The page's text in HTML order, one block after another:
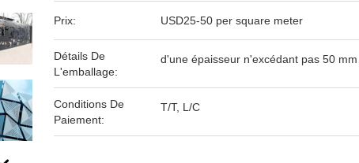
Prix: USD25-50 per square meter
Détails De
L'emballage:
d'une épaisseur n'excédant pas 50 mm
Conditions De
Paiement:
T/T, L/C